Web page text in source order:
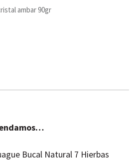
ambar 90gr
Bucal Natural 7 Hierbas